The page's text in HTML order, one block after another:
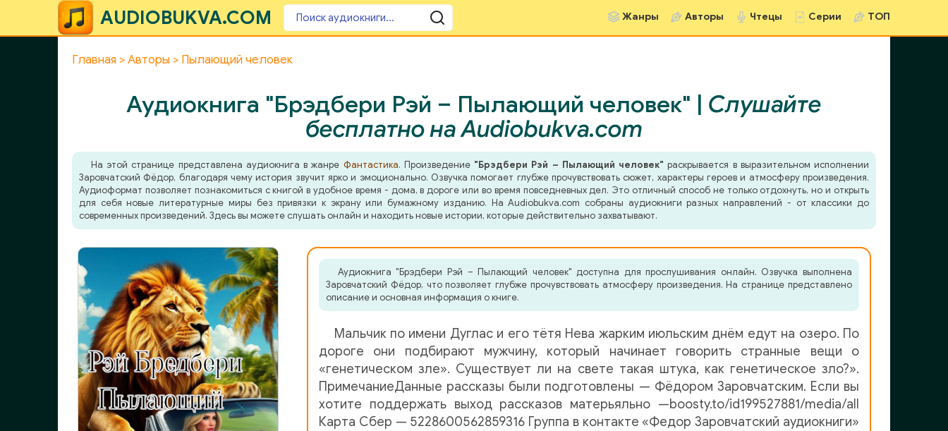
AUDIOBUKVA.COM Жанры Авторы Чтецы Серии ТОП
Главная Авторы Пылающий человек
Аудиокнига "Брэдбери Рэй – Пылающий человек" | Слушайте
бесплатно на Audiobukva.com
На этой странице представлена аудиокнига в жанре Фантастика. Произведение "Брэдбери Рэй – Пылающий человек" раскрывается в выразительном исполнении
Заровчатский Фёдор, благодаря чему история звучит ярко и эмоционально. Озвучка помогает глубже прочувствовать сюжет, характеры героев и атмосферу произведения.
Аудиоформат позволяет познакомиться с книгой в удобное время - дома, в дороге или во время повседневных дел. Это отличный способ не только отдохнуть, но и открыть
для себя новые литературные миры без привязки к экрану или бумажному изданию. На Audiobukva.com собраны аудиокниги разных направлений - от классики до
современных произведений. Здесь вы можете слушать онлайн и находить новые истории, которые действительно захватывают.
Аудиокнига "Брэдбери Рэй – Пылающий человек" доступна для прослушивания онлайн. Озвучка выполнена
Заровчатский Фёдор, что позволяет глубже прочувствовать атмосферу произведения. На странице представлено
описание и основная информация о книге.
Мальчик по имени Дуглас и его тётя Нева жарким июльским днём едут на озеро. По
дороге они подбирают мужчину, который начинает говорить странные вещи о
«генетическом зле». Существует ли на свете такая штука, как генетическое зло?».
ПримечаниеДанные рассказы были подготовлены — Фёдором Заровчатским. Если вы
хотите поддержать выход рассказов матерьяльно —boosty.to/id199527881/media/all
Карта Сбер — 5228600562859316 Группа в контакте «Федор Заровчатский аудиокниги»